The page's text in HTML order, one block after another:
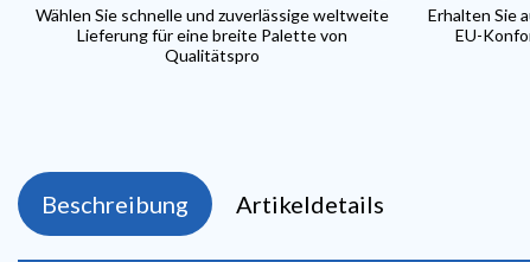
Wählen Sie schnelle und zuverlässige weltweite
Lieferung für eine breite Palette von
Qualitätspro
Erhalten Sie
EU-
Beschreibung Artikeldetails